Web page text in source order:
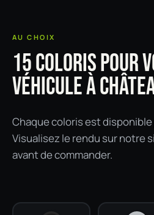
AU CHOIX
15 COLORIS POUR
VÉHICULE À
Chaque coloris est
Visualisez le rendu sur notre
avant de commander.